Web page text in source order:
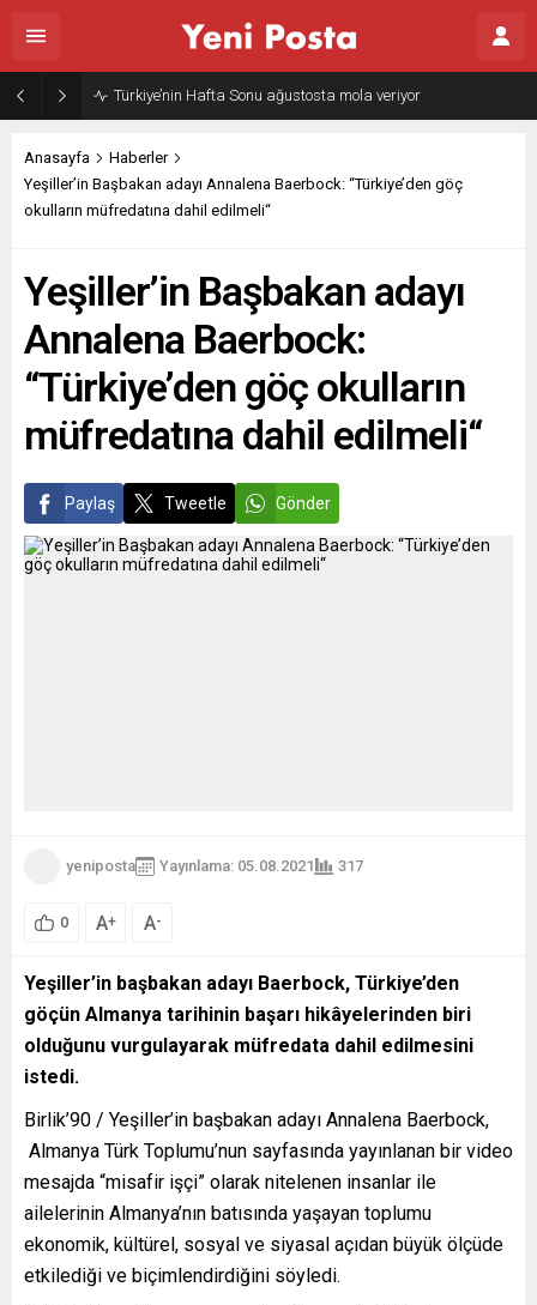
Türkiye’nin Hafta Sonu ağustosta mola veriyor
Anasayfa
Haberler
Yeşiller’in Başbakan adayı Annalena Baerbock: “Türkiye’den göç
okulların müfredatına dahil edilmeli“
Yeşiller’in Başbakan adayı
Annalena Baerbock:
“Türkiye’den göç okulların
müfredatına dahil edilmeli“
Paylaş Tweetle Gönder
yeniposta Yayınlama: 05.08.2021 317
0 A+ A-
Yeşiller’in başbakan adayı Baerbock, Türkiye’den
göçün Almanya tarihinin başarı hikâyelerinden biri
olduğunu vurgulayarak müfredata dahil edilmesini
istedi.
Birlik’90 / Yeşiller’in başbakan adayı Annalena Baerbock,
Almanya Türk Toplumu’nun sayfasında yayınlanan bir video
mesajda “misafir işçi” olarak nitelenen insanlar ile
ailelerinin Almanya’nın batısında yaşayan toplumu
ekonomik, kültürel, sosyal ve siyasal açıdan büyük ölçüde
etkilediği ve biçimlendirdiğini söyledi.